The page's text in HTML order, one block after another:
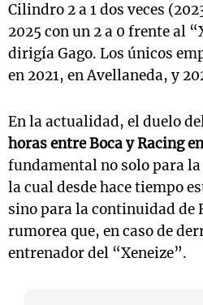
Cilindro 2 a 1 dos veces
2025 con un 2 a 0 frente al
dirigía Gago. Los únicos
en 2021, en Avellaneda, y
En la actualidad, el duelo
horas entre Boca y Racing
fundamental no solo para
la cual desde hace tiempo
sino para la continuidad de
rumorea que, en caso de
entrenador del “Xeneize”.